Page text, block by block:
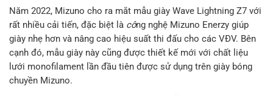
Năm 2022, Mizuno cho ra mắt mẫu giày Wave Lightning Z7 với
rất nhiều cải tiến, đặc biệt là công nghệ Mizuno Enerzy giúp
giày nhẹ hơn và nâng cao hiệu suất thi đấu cho các VĐV. Bên
cạnh đó, mẫu giày này cũng được thiết kế mới với chất liệu
lưới monofilament lần đầu tiên được sử dụng trên giày bóng
chuyền Mizuno.